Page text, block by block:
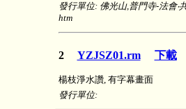
發行單位: 佛光山,普門寺-法會‧
htm
2 YZJSZ01.rm 下載
楊枝淨水讚, 有字幕畫面
發行單位: